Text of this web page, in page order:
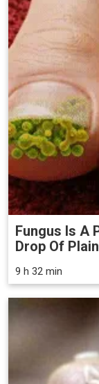
Fungus Is A
Drop Of
9 h 32 min